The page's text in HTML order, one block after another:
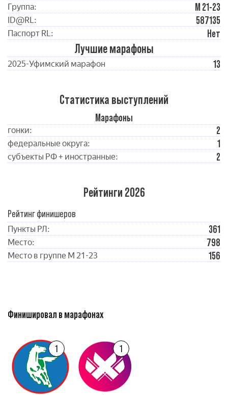
Группа: М 21-23
ID@RL: 587135
Паспорт RL: Нет
Лучшие марафоны
2025-Уфимский марафон 13
Статистика выступлений
Марафоны
гонки: 2
федеральные округа: 1
субъекты РФ + иностранные: 2
Рейтинги 2026
Рейтинг финишеров
Пункты РЛ: 361
Место: 798
Место в группе М 21-23 156
Финишировал в марафонах
1 1